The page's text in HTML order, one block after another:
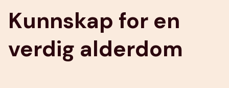
Kunnskap for en
verdig alderdom